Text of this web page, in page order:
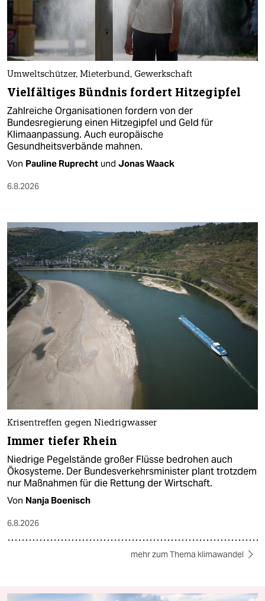
Umweltschützer, Mieterbund, Gewerkschaft
Vielfältiges Bündnis fordert Hitzegipfel
Zahlreiche Organisationen fordern von der
Bundesregierung einen Hitzegipfel und Geld für
Klimaanpassung. Auch europäische
Gesundheitsverbände mahnen.
Von Pauline Ruprecht und Jonas Waack
6.8.2026
Krisentreffen gegen Niedrigwasser
Immer tiefer Rhein
Niedrige Pegelstände großer Flüsse bedrohen auch
Ökosysteme. Der Bundesverkehrsminister plant trotzdem
nur Maßnahmen für die Rettung der Wirtschaft.
Von Nanja Boenisch
6.8.2026
mehr zum Thema klimawandel